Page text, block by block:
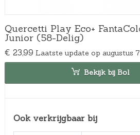
Quercetti Play Eco+
Junior (58-Delig)
€ 23,99 Laatste update op augustus
Bekijk bij Bol
Ook verkrijgbaar bij